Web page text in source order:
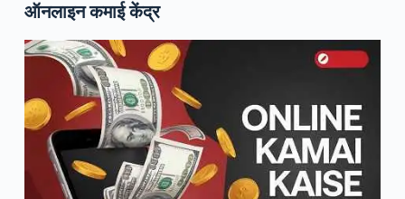
सैमबहादुर
हाल
ऑनलाइन कमाई केंद्र